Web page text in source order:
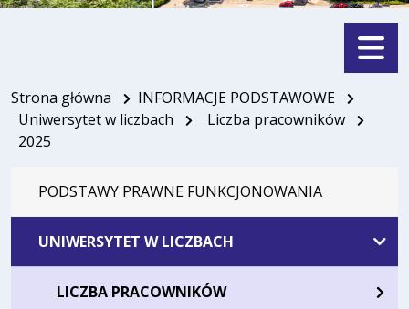
Menu
Strona główna
INFORMACJE PODSTAWOWE
Uniwersytet w liczbach
Liczba pracowników
2025
PODSTAWY PRAWNE FUNKCJONOWANIA
UNIWERSYTET W LICZBACH
LICZBA PRACOWNIKÓW